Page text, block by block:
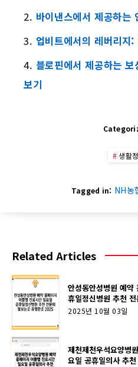
바이낸스에서 제공하는
업비트에서의 레버리지
블로핀에서 제공하는
보기
생활
Tagged in: NH농
Related Articles
안성동안성병원 예약
휴일정신병원 추천
2025년 10월 03일
제천제천우석요양병
요일 공휴일의사 추